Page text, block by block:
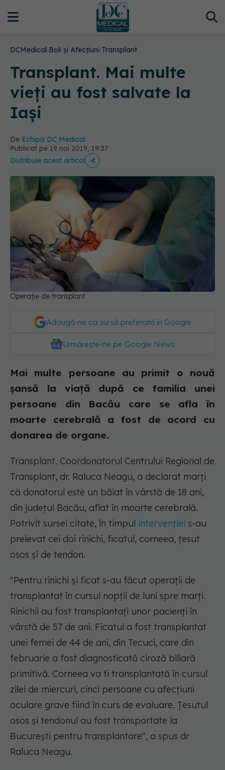
DCMedical›Boli și Afecțiuni›Transplant
Transplant. Mai multe
vieți au fost salvate la
Iași
De Echipa DC Medical
Publicat pe 19 noi 2019, 19:37
Distribuie acest articol
Operație de transplant
Adaugă-ne ca sursă preferată în Google
Urmărește-ne pe Google News
Mai multe persoane au primit o nouă
şansă la viaţă după ce familia unei
persoane din Bacău care se afla în
moarte cerebrală a fost de acord cu
donarea de organe.
Transplant. Coordonatorul Centrului Regional de
Transplant, dr. Raluca Neagu, a declarat marţi
că donatorul este un băiat în vârstă de 18 ani,
din judeţul Bacău, aflat în moarte cerebrală.
Potrivit sursei citate, în timpul intervenţiei s-au
prelevat cei doi rinichi, ficatul, corneea, ţesut
osos şi de tendon.
"Pentru rinichi şi ficat s-au făcut operaţii de
transplantat în cursul nopţii de luni spre marţi.
Rinichii au fost transplantaţi unor pacienţi în
vârstă de 57 de ani. Ficatul a fost transplantat
unei femei de 44 de ani, din Tecuci, care din
februarie a fost diagnosticată ciroză biliară
primitivă. Corneea va fi transplantată în cursul
zilei de miercuri, cinci persoane cu afecţiuni
oculare grave fiind în curs de evaluare. Ţesutul
osos şi tendonul au fost transportate la
Bucureşti pentru transplantare", a spus dr
Raluca Neagu.